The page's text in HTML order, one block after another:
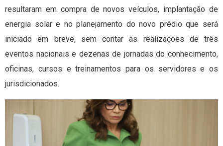
resultaram em compra de novos veículos, implantação de
energia solar e no planejamento do novo prédio que será
iniciado em breve, sem contar as realizações de três
eventos nacionais e dezenas de jornadas do conhecimento,
oficinas, cursos e treinamentos para os servidores e os
jurisdicionados.